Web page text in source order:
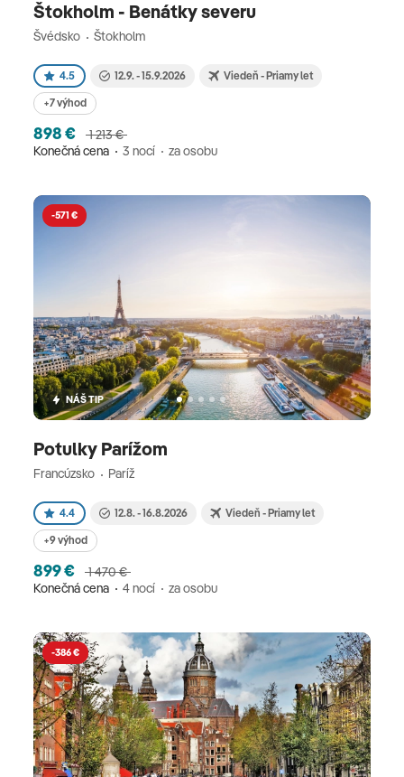
Štokholm - Benátky severu
Švédsko Štokholm
4.5 12.9. - 15.9.2026 Viedeň - Priamy let
+7 výhod
898 €
1 213 €
Konečná cena
3 nocí za osobu
-571 €
NÁŠ TIP
Potulky Parížom
Francúzsko Paríž
4.4 12.8. - 16.8.2026 Viedeň - Priamy let
+9 výhod
899 €
1 470 €
Konečná cena
4 nocí za osobu
-386 €